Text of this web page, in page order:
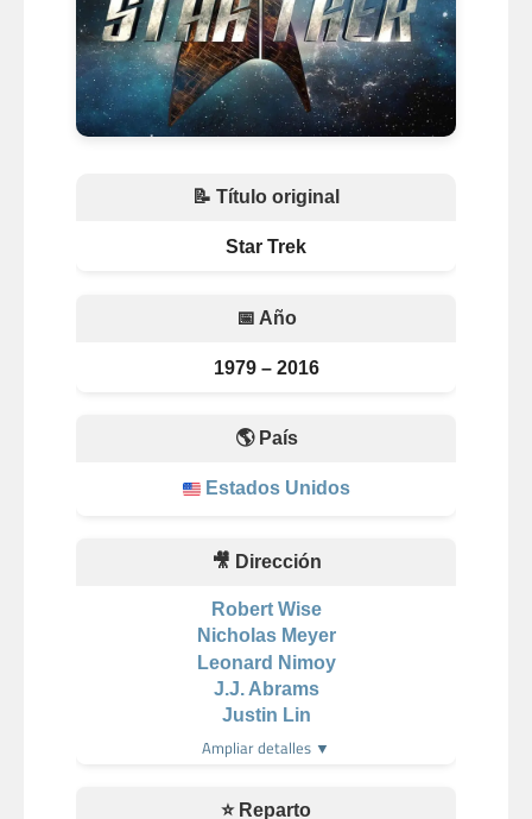
📝 Título original
Star Trek
📅 Año
1979 – 2016
🌎 País
Estados Unidos
🎥 Dirección
Robert Wise
Nicholas Meyer
Leonard Nimoy
J.J. Abrams
Justin Lin
Ampliar detalles ▼
⭐ Reparto